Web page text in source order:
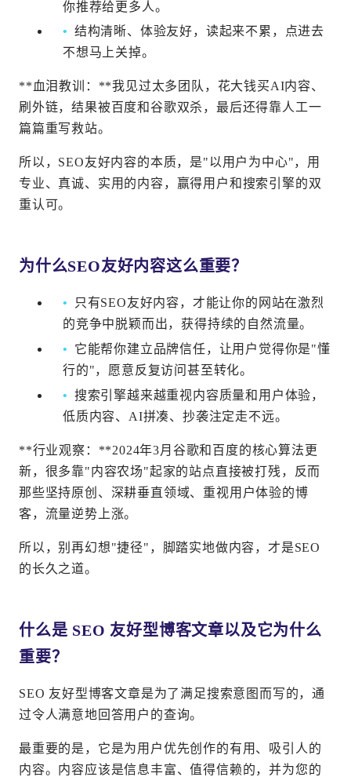
你推荐给更多人。
结构清晰、体验友好，读起来不累，点进去
不想马上关掉。
**血泪教训：**我见过太多团队，花大钱买AI内容、
刷外链，结果被百度和谷歌双杀，最后还得靠人工一
篇篇重写救站。
所以，SEO友好内容的本质，是"以用户为中心"，用
专业、真诚、实用的内容，赢得用户和搜索引擎的双
重认可。
为什么SEO友好内容这么重要？
只有SEO友好内容，才能让你的网站在激烈
的竞争中脱颖而出，获得持续的自然流量。
它能帮你建立品牌信任，让用户觉得你是"懂
行的"，愿意反复访问甚至转化。
搜索引擎越来越重视内容质量和用户体验，
低质内容、AI拼凑、抄袭注定走不远。
**行业观察：**2024年3月谷歌和百度的核心算法更
新，很多靠"内容农场"起家的站点直接被打残，反而
那些坚持原创、深耕垂直领域、重视用户体验的博
客，流量逆势上涨。
所以，别再幻想"捷径"，脚踏实地做内容，才是SEO
的长久之道。
什么是 SEO 友好型博客文章以及它为什么
重要？
SEO 友好型博客文章是为了满足搜索意图而写的，通
过令人满意地回答用户的查询。
最重要的是，它是为用户优先创作的有用、吸引人的
内容。内容应该是信息丰富、值得信赖的，并为您的